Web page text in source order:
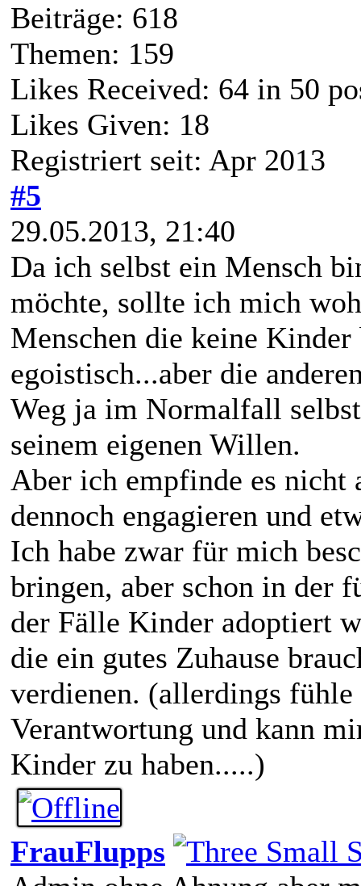
Beiträge: 618
Themen: 159
Likes Received: 64 in 50
Likes Given: 18
Registriert seit: Apr 2013
#5
29.05.2013, 21:40
Da ich selbst ein Mensch
möchte, sollte ich mich
Menschen die keine
egoistisch...aber die
Weg ja im Normalfall
seinem eigenen Willen.
Aber ich empfinde es nicht
dennoch engagieren und
Ich habe zwar für mich
bringen, aber schon in der
der Fälle Kinder adoptiert
die ein gutes Zuhause
verdienen. (allerdings
Verantwortung und kann
Kinder zu haben.....)
FrauFlupps